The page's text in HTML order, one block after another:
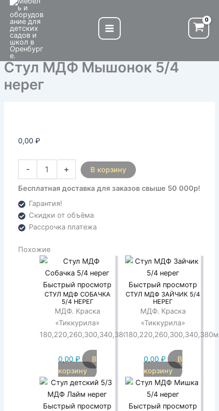
Перейти
содержимому
Стул МДФ Мышонок 5/4
нерег
0,00₽
-
Количество
товара
Стул
МДФ
Мышонок
5/4
нерег
+ В корзину
Бесплатная доставка для заказов свыше 50 000р!
Гарантия!
Скидки от объёма
Рассрочка платежа
Похожие
Быстрый просмотр
СТУЛ МДФ СОБАЧКА
5/4 НЕРЕГ
МДФ. Краска
«Тиккурила»
180,220,260,300,340,380мм
0,00 ₽
В
корзину
Быстрый просмотр
СТУЛ МДФ ЗАЙЧИК 5/4
НЕРЕГ
МДФ. Краска
«Тиккурила»
0,00 ₽
В
корзину
Быстрый просмотр Быстрый просмотр